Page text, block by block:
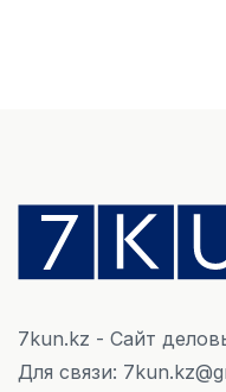
На что Казахстан
нежилом
06 АВГУСТА, 2026
МНЕНИЕ ЭКСПЕРТОВ
7kun.kz - Сайт
Для связи: